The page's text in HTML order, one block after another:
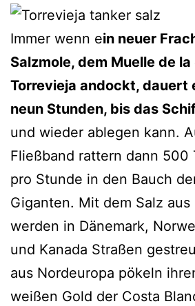
Immer wenn ein neuer
Salzmole, dem Muelle de la
Torrevieja andockt, dauert
neun Stunden, bis das
und wieder ablegen kann.
Fließband rattern dann 500
pro Stunde in den Bauch
Giganten. Mit dem Salz aus
werden in Dänemark,
und Kanada Straßen
aus Nordeuropa pökeln
weißen Gold der Costa